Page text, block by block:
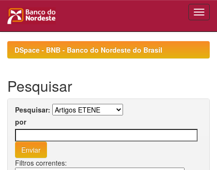
navigationDSpace - BNB - Banco do Nordeste do Brasil
Pesquisar
Pesquisar:
por
Filtros correntes: